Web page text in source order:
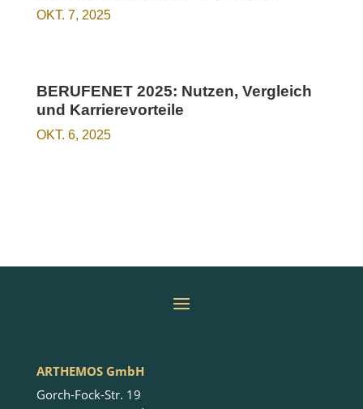
OKT. 7, 2025
BERUFENET 2025: Nutzen, Vergleich
und Karrierevorteile
OKT. 6, 2025
ARTHEMOS GmbH
Gorch-Fock-Str. 19